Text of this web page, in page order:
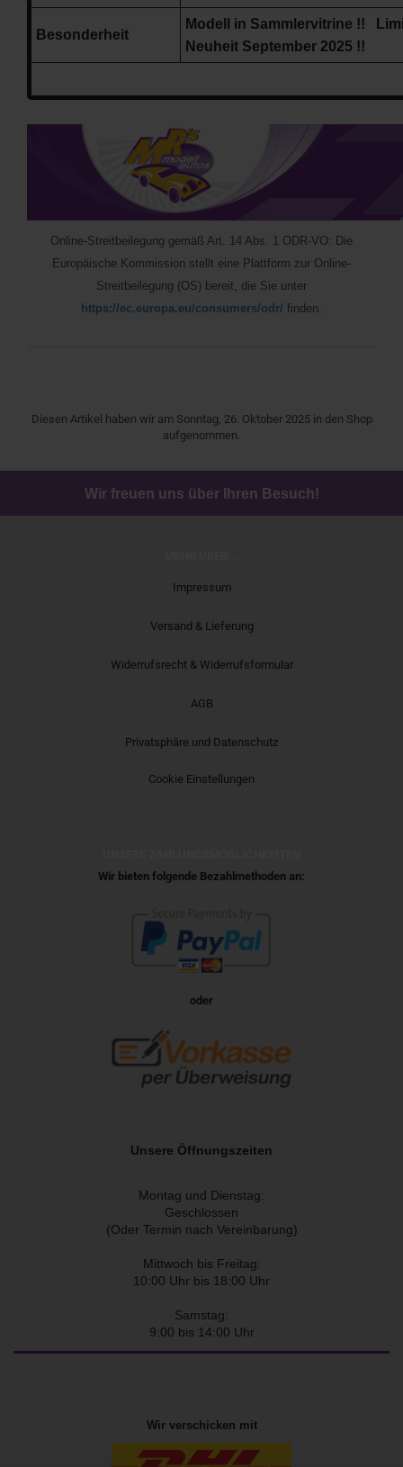
Besonderheit
Modell in Sammlervitrine !!
Neuheit September 2025 !!
Online-Streitbeilegung gemäß Art. 14 Abs. 1 ODR-VO: Die
Europäische Kommission stellt eine Plattform zur Online-
Streitbeilegung (OS) bereit, die Sie unter
https://ec.europa.eu/consumers/odr/ finden.
Diesen Artikel haben wir am Sonntag, 26. Oktober 2025 in den Shop
aufgenommen.
Wir freuen uns über Ihren Besuch!
Impressum
Versand & Lieferung
Widerrufsrecht & Widerrufsformular
AGB
Privatsphäre und Datenschutz
Cookie Einstellungen
Wir bieten folgende Bezahlmethoden an:
oder
Unsere Öffnungszeiten
Montag und Dienstag:
Geschlossen
(Oder Termin nach Vereinbarung)
Mittwoch bis Freitag:
10:00 Uhr bis 18:00 Uhr
Samstag:
9:00 bis 14:00 Uhr
Wir verschicken mit